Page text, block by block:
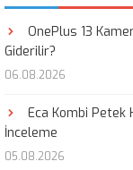
OnePlus 13
Giderilir?
06.08.2026
Eca Kombi Petek
İnceleme
05.08.2026